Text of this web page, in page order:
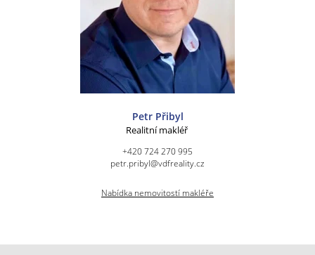
Petr Přibyl
Realitní makléř
+420 724 270 995
petr.pribyl@vdfreality.cz
Nabídka nemovitostí makléře